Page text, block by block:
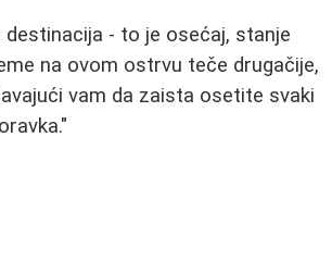
- to je osećaj, stanje
na ovom ostrvu teče drugačije,
vam da zaista osetite svaki